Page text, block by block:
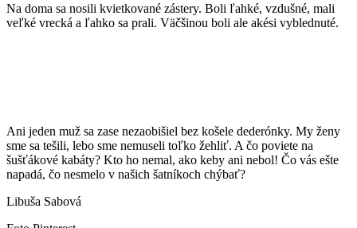
Na doma sa nosili kvietkované zástery. Boli ľahké, vzdušné, mali
veľké vrecká a ľahko sa prali. Väčšinou boli ale akési vyblednuté.
Ani jeden muž sa zase nezaobišiel bez košele dederónky. My ženy
sme sa tešili, lebo sme nemuseli toľko žehliť. A čo poviete na
šušťákové kabáty? Kto ho nemal, ako keby ani nebol! Čo vás ešte
napadá, čo nesmelo v našich šatníkoch chýbať?
Libuša Sabová